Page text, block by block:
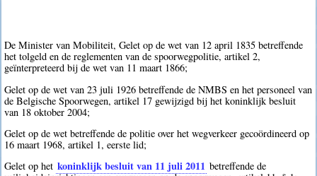
De Minister van Mobiliteit, Gelet op de wet van 12 april 1835 betreffende
het tolgeld en de reglementen van de spoorwegpolitie, artikel 2,
geïnterpreteerd bij de wet van 11 maart 1866;
Gelet op de wet van 23 juli 1926 betreffende de NMBS en het personeel van
de Belgische Spoorwegen, artikel 17 gewijzigd bij het koninklijk besluit
van 18 oktober 2004;
Gelet op de wet betreffende de politie over het wegverkeer gecoördineerd op
16 maart 1968, artikel 1, eerste lid;
Gelet op het koninklijk besluit van 11 juli 2011 betreffende de